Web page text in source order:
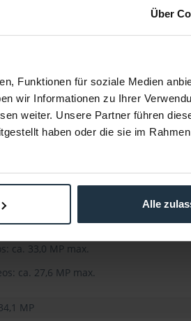
Über
Funktionen für soziale Medien
wir Informationen zu Ihrer
weiter. Unsere Partner führen
haben oder die sie im
Alle
werden), mindestens aber 2
R CMOS 35-mm-Vollformatsensor
ca. 33,0 MP max.
ca. 27,6 MP max.
MP